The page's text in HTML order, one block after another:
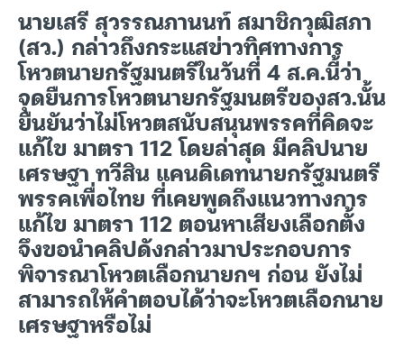
นายเสรี สุวรรณภานนท์ สมาชิกวุฒิสภา
(สว.) กล่าวถึงกระแสข่าวทิศทางการ
โหวตนายกรัฐมนตรีในวันที่ 4 ส.ค.นี้ว่า
จุดยืนการโหวตนายกรัฐมนตรีของสว.นั้น
ยืนยันว่าไม่โหวตสนับสนุนพรรคที่คิดจะ
แก้ไข มาตรา 112 โดยล่าสุด มีคลิปนาย
เศรษฐา ทวีสิน แคนดิเดทนายกรัฐมนตรี
พรรคเพื่อไทย ที่เคยพูดถึงแนวทางการ
แก้ไข มาตรา 112 ตอนหาเสียงเลือกตั้ง
จึงขอนำคลิปดังกล่าวมาประกอบการ
พิจารณาโหวตเลือกนายกฯ ก่อน ยังไม่
สามารถให้คำตอบได้ว่าจะโหวตเลือกนาย
เศรษฐาหรือไม่